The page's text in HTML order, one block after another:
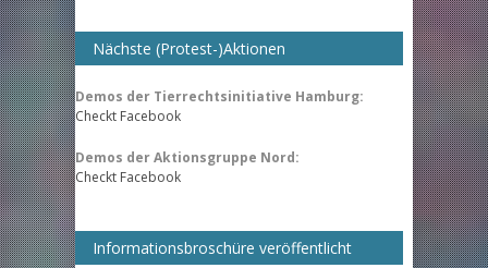
Nächste (Protest-)Aktionen
Demos der Tierrechtsinitiative Hamburg:
Checkt Facebook
Demos der Aktionsgruppe Nord:
Checkt Facebook
Informationsbroschüre veröffentlicht